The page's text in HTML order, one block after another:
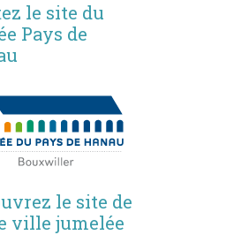
le site du
Pays de
le site de
ville jumelée